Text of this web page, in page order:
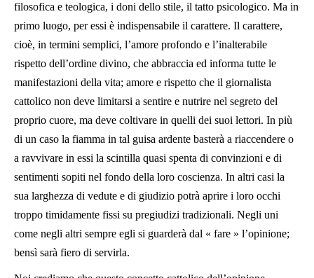
filosofica e teologica, i doni dello stile, il tatto psicologico. Ma in
primo luogo, per essi è indispensabile il carattere. Il carattere,
cioè, in termini semplici, l’amore profondo e l’inalterabile
rispetto dell’ordine divino, che abbraccia ed informa tutte le
manifestazioni della vita; amore e rispetto che il giornalista
cattolico non deve limitarsi a sentire e nutrire nel segreto del
proprio cuore, ma deve coltivare in quelli dei suoi lettori. In più
di un caso la fiamma in tal guisa ardente basterà a riaccendere o
a ravvivare in essi la scintilla quasi spenta di convinzioni e di
sentimenti sopiti nel fondo della loro coscienza. In altri casi la
sua larghezza di vedute e di giudizio potrà aprire i loro occhi
troppo timidamente fissi su pregiudizi tradizionali. Negli uni
come negli altri sempre egli si guarderà dal « fare » l’opinione;
bensì sarà fiero di servirla.